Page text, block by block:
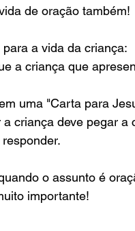
de oração também!
a vida da criança:
a criança que
uma "Carta para
criança deve pegar
o assunto é
importante!